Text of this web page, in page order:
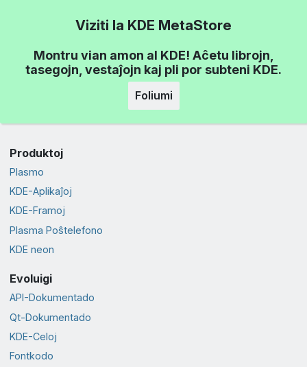
Viziti la KDE MetaStore
Montru vian amon al KDE! Aĉetu librojn,
tasegojn, vestaĵojn kaj pli por subteni KDE.
Foliumi
Produktoj
Plasmo
KDE-Aplikaĵoj
KDE-Framoj
Plasma Poŝtelefono
KDE neon
Evoluigi
API-Dokumentado
Qt-Dokumentado
KDE-Celoj
Fontkodo